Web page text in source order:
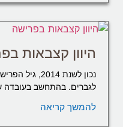
היוון קצבאות
לגברים. בהתחשב בעובדה
להמשך קריאה